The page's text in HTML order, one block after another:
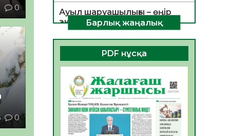
0
0
Ауыл шаруашылығы – өңір
экономикасының негізгі
тірегі
06.08.2026
39 0
ҚОҒАМДЫҚ БЕЛСЕНДІЛІК –
ЕЛ ДАМУЫНЫҢ НЕГІЗІ
06.08.2026
36
ҚҰРЫЛТАЙ САЙЛАУЫ –
БОЛАШАҚҚА БАСТАР
ЖАУАПТЫ ТАҢДАУ
Барлық жаңалық
PDF нұсқа